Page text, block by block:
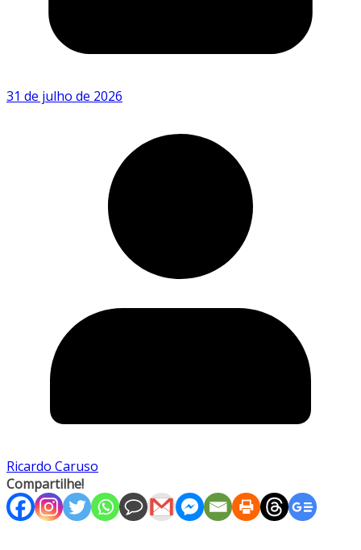
31 de julho de 2026
Ricardo Caruso
Compartilhe!